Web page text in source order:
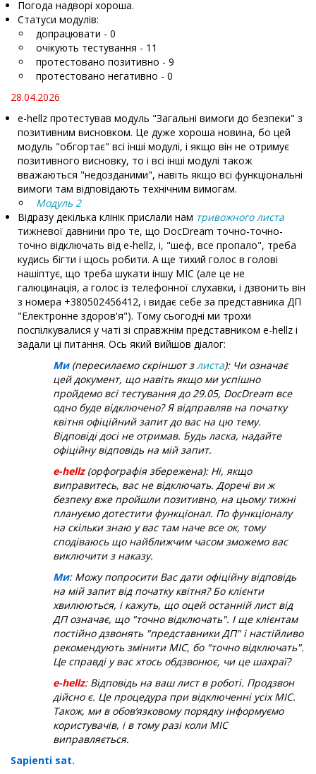
Погода надворі хороша.
Статуси модулів:
допрацювати - 0
очікують тестування - 11
протестовано позитивно - 9
протестовано негативно - 0
28.04.2026
e-hellz протестував модуль "Загальні вимоги до безпеки" з
позитивним висновком. Це дуже хороша новина, бо цей
модуль "обгортає" всі інші модулі, і якщо він не отримує
позитивного висновку, то і всі інші модулі також
вважаються "недозданими", навіть якщо всі функціональні
вимоги там відповідають технічним вимогам.
Модуль 2
Відразу декілька клінік прислали нам тривожного листа
тижневої давнини про те, що DocDream точно-точно-
точно відключать від e-hellz, і, "шеф, все пропало", треба
кудись бігти і щось робити. А ще тихий голос в голові
нашіптує, що треба шукати іншу МІС (але це не
галюцинація, а голос із телефонної слухавки, і дзвонить він
з номера +380502456412, і видає себе за представника ДП
"Електронне здоров'я"). Тому сьогодні ми трохи
поспілкувалися у чаті зі справжнім представником e-hellz і
задали ці питання. Ось який вийшов діалог:
Ми(пересилаємо скріншот злиста): Чи означає
цей документ, що навіть якщо ми успішно
пройдемо всі тестування до 29.05, DocDream все
одно буде відключено? Я відправляв на початку
квітня офіційний запит до вас на цю тему.
Відповіді досі не отримав. Будь ласка, надайте
офіційну відповідь на мій запит.
e-hellz(орфографія збережена): Ні, якщо
виправитесь, вас не відключать. Доречі ви ж
безпеку вже пройшли позитивно, на цьому тижні
плануємо дотестити функціонал. По функціоналу
на скільки знаю у вас там наче все ок, тому
сподіваюсь що найближчим часом зможемо вас
виключити з наказу.
Ми: Можу попросити Вас дати офіційну відповідь
на мій запит від початку квітня? Бо клієнти
хвилюються, і кажуть, що оцей останній лист від
ДП означає, що "точно відключать". І ще клієнтам
постійно дзвонять "представники ДП" і настійливо
рекомендують змінити МІС, бо "точно відключать".
Це справді у вас хтось обдзвонює, чи це шахраї?
e-hellz: Відповідь на ваш лист в роботі. Продзвон
дійсно є. Це процедура при відключенні усіх МІС.
Також, ми в обовʼязковому порядку інформуємо
користувачів, і в тому разі коли МІС
виправляється.
Sapienti sat.